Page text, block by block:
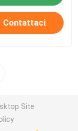
Contattaci
Site